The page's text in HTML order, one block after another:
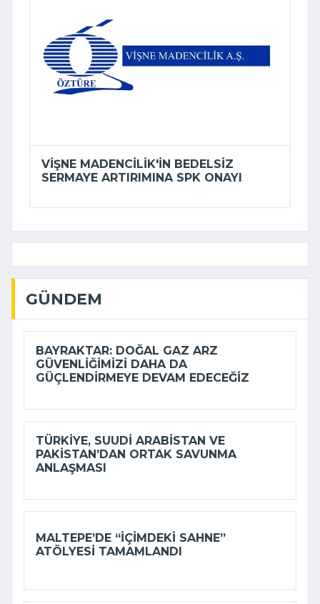
VIŞNE MADENCILIK'IN BEDELSIZ
SERMAYE ARTIRIMINA SPK ONAYI
GÜNDEM
BAYRAKTAR: DOĞAL GAZ ARZ
GÜVENLIĞIMIZI DAHA DA
GÜÇLENDIRMEYE DEVAM EDECEĞIZ
TÜRKIYE, SUUDI ARABISTAN VE
PAKISTAN’DAN ORTAK SAVUNMA
ANLAŞMASI
MALTEPE’DE “İÇIMDEKI SAHNE”
ATÖLYESI TAMAMLANDI